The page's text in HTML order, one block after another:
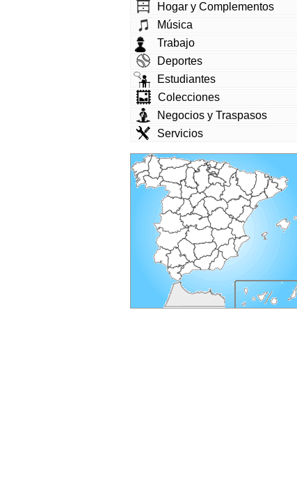
Hogar y Complementos
Música
Trabajo
Deportes
Estudiantes
Colecciones
Negocios y Traspasos
Servicios